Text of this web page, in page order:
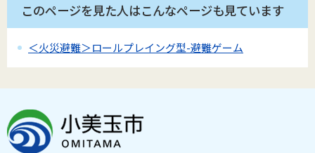
このページを見た人はこんなページも見ています
＜火災避難＞ロールプレイング型-避難ゲーム